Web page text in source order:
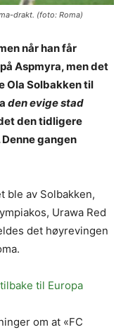
drakt. (foto: Roma)
når han får
Aspmyra, men det
Ola Solbakken til
den evige stad
den tidligere
gangen
ble av Solbakken,
Urawa Red
det høyrevingen
til Europa
om at «FC